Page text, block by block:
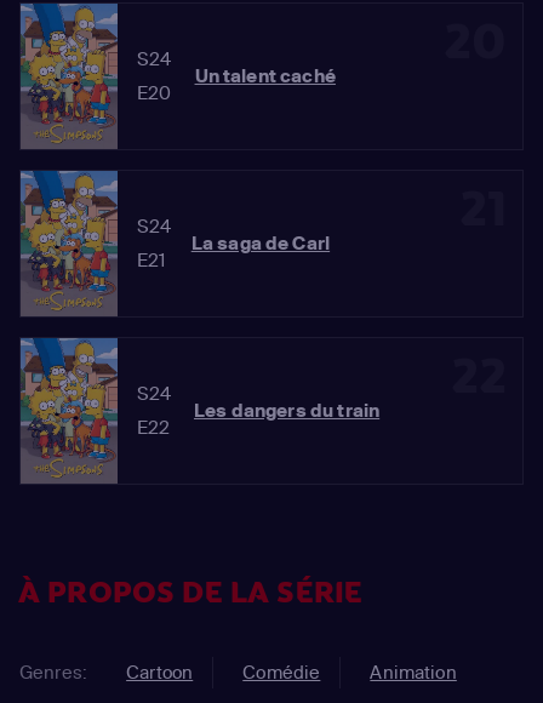
S24
E20
Un talent caché
S24
E21
La saga de Carl
S24
E22
Les dangers du train
À PROPOS DE LA SÉRIE
Genres: Cartoon Comédie Animation